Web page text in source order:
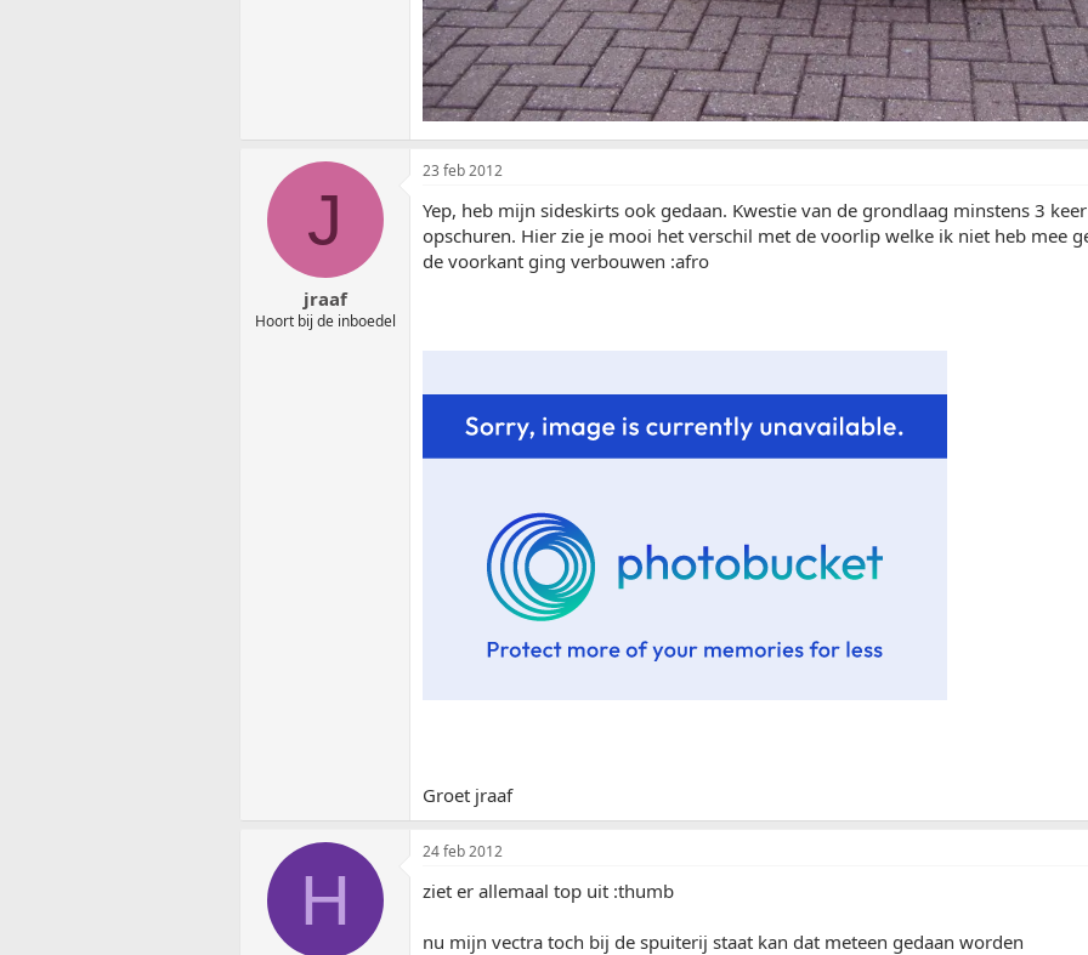
J
jraaf
Hoort bij de inboedel
23 feb 2012
Yep, heb mijn sideskirts ook gedaan. Kwestie van de grondlaag minstens 3
opschuren. Hier zie je mooi het verschil met de voorlip welke ik niet heb mee
de voorkant ging verbouwen :afro
Groet jraaf
H
24 feb 2012
ziet er allemaal top uit :thumb
nu mijn vectra toch bij de spuiterij staat kan dat meteen gedaan worden